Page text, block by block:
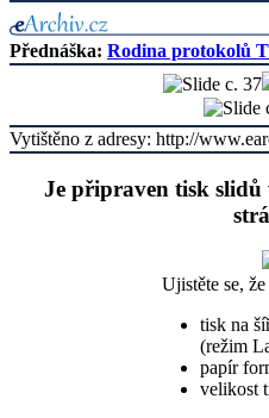
Přednáška: Rodina protokolů
Vytištěno z adresy: http://
Je připraven tisk
Ujistěte se,
tisk na
(režim
papír
velikost